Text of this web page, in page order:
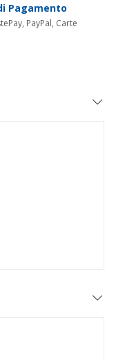
Pagamento
PayPal, Carte